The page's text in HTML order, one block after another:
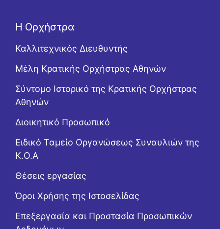
Η Ορχήστρα
Καλλιτεχνικός Διευθυντής
Μέλη Κρατικής Ορχήστρας Αθηνών
Σύντομο Ιστορικό της Κρατικής Ορχήστρας
Αθηνών
Διοικητικό Προσωπικό
Ειδικό Ταμείο Οργανώσεως Συναυλιών της
Κ.Ο.Α
Θέσεις εργασίας
Όροι Χρήσης της Ιστοσελίδας
Επεξεργασία και Προστασία Προσωπικών